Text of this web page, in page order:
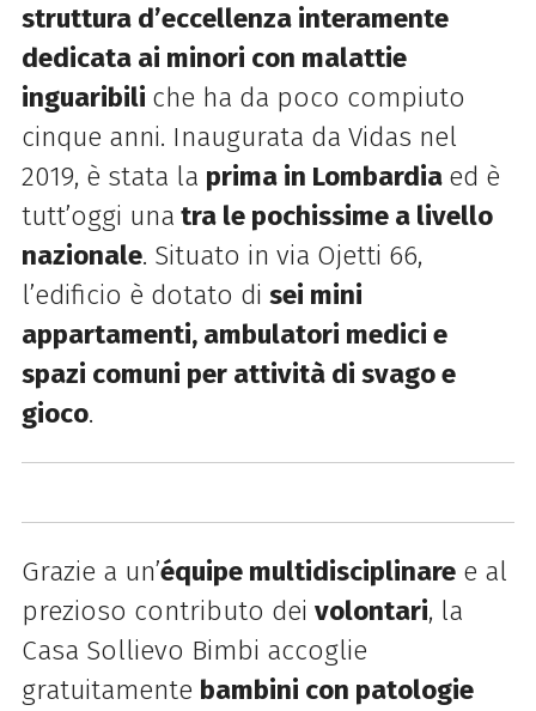
struttura d’eccellenza interamente
dedicata ai minori con malattie
inguaribili che ha da poco compiuto
cinque anni. Inaugurata da Vidas nel
2019, è stata la prima in Lombardia ed è
tutt’oggi una tra le pochissime a livello
nazionale. Situato in via Ojetti 66,
l’edificio è dotato di sei mini
appartamenti, ambulatori medici e
spazi comuni per attività di svago e
gioco.
Grazie a un’équipe multidisciplinaree al
prezioso contributo dei volontari, la
Casa Sollievo Bimbi accoglie
gratuitamente bambini con patologie